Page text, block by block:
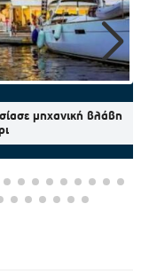
μηχανική βλάβη